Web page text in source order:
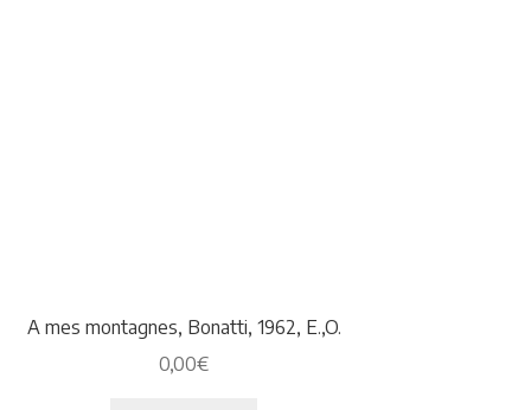
A mes montagnes, Bonatti, 1962, E.,O.
0,00€